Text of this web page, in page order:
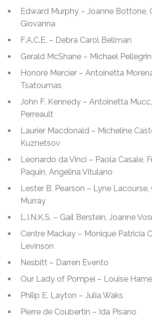
Edward Murphy – Joanne Bottone,
Giovanna
F.A.C.E. – Debra Carol Bellman
Gerald McShane – Michael Pellegrin
Honoré Mercier – Antoinetta
Tsatoumas
John F. Kennedy – Antoinetta
Perreault
Laurier Macdonald – Micheline
Kuznetsov
Leonardo da Vinci – Paola Casale,
Paquin, Angelina Vitulano
Lester B. Pearson – Lyne Lacourse,
Murray
L.I.N.K.S. – Gail Berstein, Joanne
Centre Mackay – Monique Patricia
Levinson
Nesbitt – Darren Evento
Our Lady of Pompei – Louise
Philip E. Layton – Julia Waks
Pierre de Coubertin – Ida Pisano